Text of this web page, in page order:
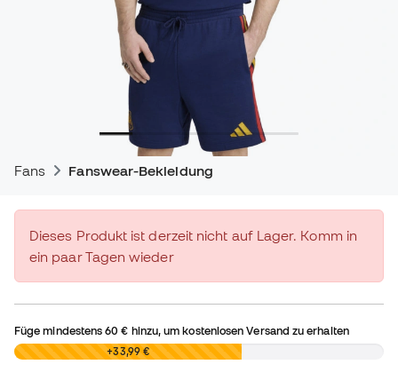
Fans Fanswear-Bekleidung
Dieses Produkt ist derzeit nicht auf Lager. Komm in
ein paar Tagen wieder
Füge mindestens60 € hinzu, um kostenlosen Versand zu erhalten
0,00 € +33,99 €